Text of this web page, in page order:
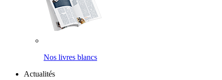
Nos livres blancs
Actualités